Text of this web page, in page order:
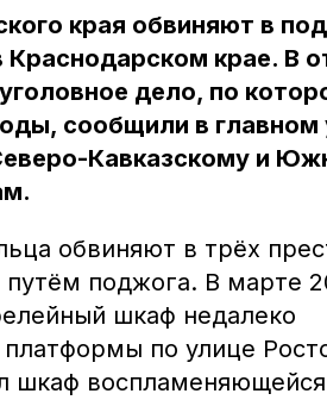
края обвиняют в
крае. В
дело, по
сообщили в главном
Кавказскому и
обвиняют в трёх
путём поджога. В марте
шкаф недалеко
по улице Р
шкаф